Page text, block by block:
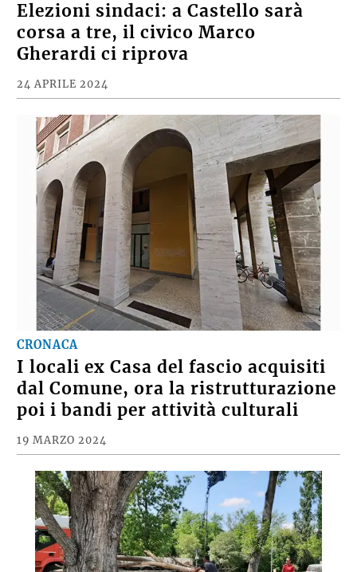
Elezioni sindaci: a Castello sarà
corsa a tre, il civico Marco
Gherardi ci riprova
24 APRILE 2024
CRONACA
I locali ex Casa del fascio acquisiti
dal Comune, ora la ristrutturazione
poi i bandi per attività culturali
19 MARZO 2024